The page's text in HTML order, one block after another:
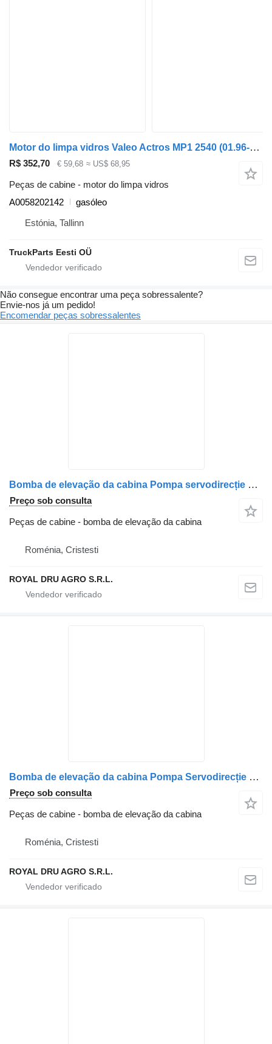
Motor do limpa vidros Valeo Actros MP1 2540 (01.96-12.02) A0058202142 para camião tractor Mercedes-Benz Actros, Axor MP1, MP2, MP3 (1996-2014)
R$ 352,70 € 59,68 ≈ US$ 68,95
Peças de cabine - motor do limpa vidros
A0058202142
gasóleo
Estónia, Tallinn
TruckParts Eesti OÜ
Não consegue encontrar uma peça sobressalente?
Envie-nos já um pedido!
Encomendar peças sobressalentes
Bomba de elevação da cabina Pompa servodirecție para camião Mercedes-Benz 0024601580 A0024601580 A0024604980 0024604980
Preço sob consulta
Peças de cabine - bomba de elevação da cabina
Roménia, Cristesti
ROYAL DRU AGRO S.R.L.
Bomba de elevação da cabina Pompa Servodirecție para camião Mercedes-Benz Cod A0024601480 / A0024601680 / A0024605080
Preço sob consulta
Peças de cabine - bomba de elevação da cabina
Roménia, Cristesti
ROYAL DRU AGRO S.R.L.